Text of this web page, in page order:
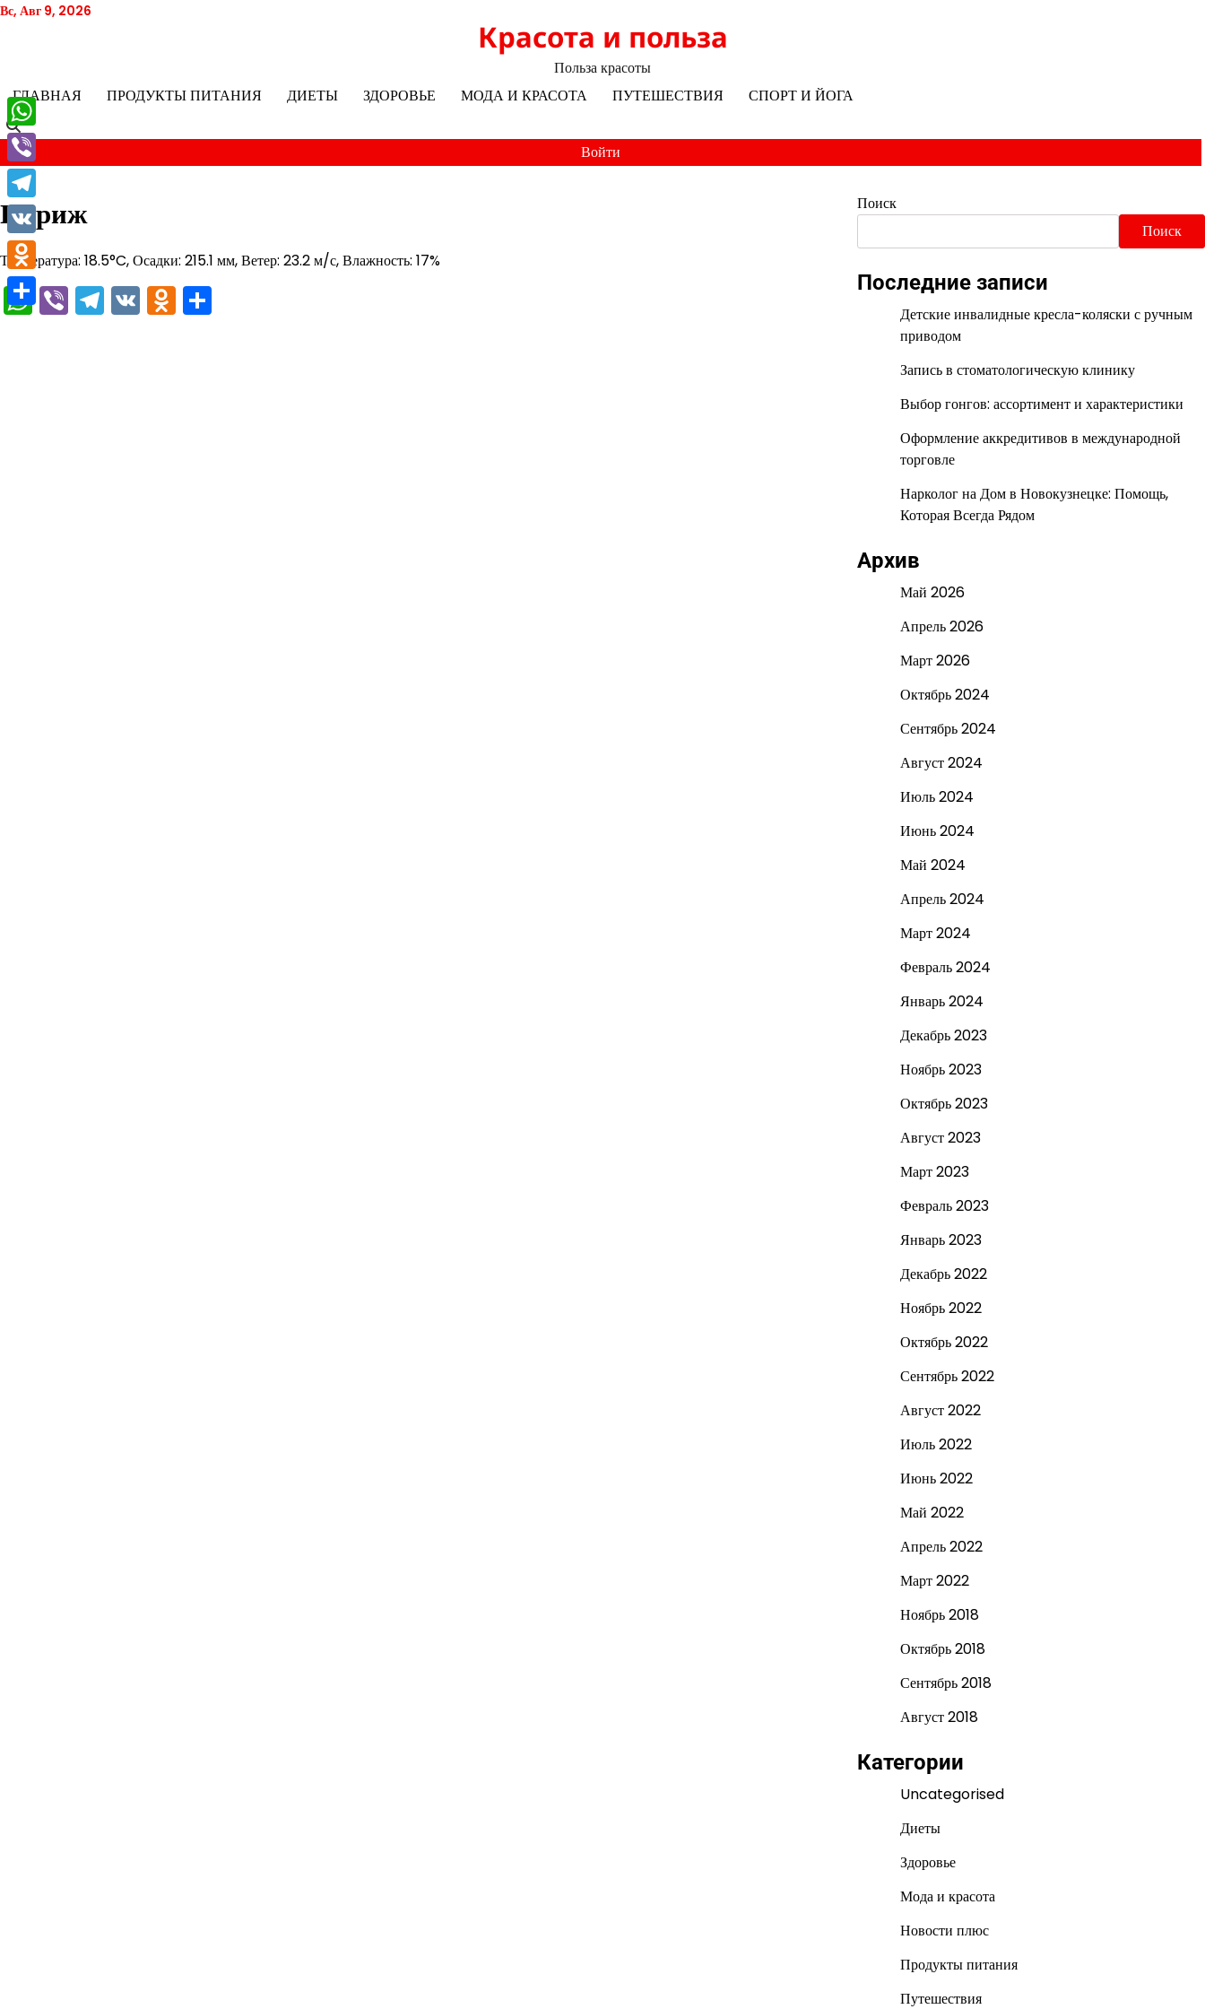
Перейти
Вс, Авг 9, 2026
Красота и польза
Польза красоты
ГЛАВНАЯ
ПРОДУКТЫ ПИТАНИЯ ДИЕТЫ ЗДОРОВЬЕ МОДА И КРАСОТА ПУТЕШЕСТВИЯ СПОРТ И ЙОГА
Войти
Париж
Температура: 18.5°C, Осадки: 215.1 мм, Ветер: 23.2 м/с, Влажность: 17%
WhatsApp
ViberTelegram
VKOdnoklassniki
Поиск
Поиск
Последние записи
Детские инвалидные кресла-коляски с ручным
приводом
Запись в стоматологическую клинику
Выбор гонгов: ассортимент и характеристики
Оформление аккредитивов в международной
торговле
Нарколог на Дом в Новокузнецке: Помощь,
Которая Всегда Рядом
Архив
Май 2026
Апрель 2026
Март 2026
Октябрь 2024
Сентябрь 2024
Август 2024
Июль 2024
Июнь 2024
Май 2024
Апрель 2024
Март 2024
Февраль 2024
Январь 2024
Декабрь 2023
Ноябрь 2023
Октябрь 2023
Август 2023
Март 2023
Февраль 2023
Январь 2023
Декабрь 2022
Ноябрь 2022
Октябрь 2022
Сентябрь 2022
Август 2022
Июль 2022
Июнь 2022
Май 2022
Апрель 2022
Март 2022
Ноябрь 2018
Октябрь 2018
Сентябрь 2018
Август 2018
Категории
Uncategorised
Диеты
Здоровье
Мода и красота
Новости плюс
Продукты питания
Путешествия
WhatsApp
Viber
Telegram
VK
Odnoklassniki
Отправить